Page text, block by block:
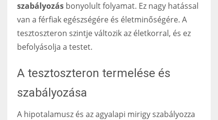
szabályozás bonyolult folyamat. Ez nagy hatással
van a férfiak egészségére és életminőségére. A
tesztoszteron szintje változik az életkorral, és ez
befolyásolja a testet.
A tesztoszteron termelése és
szabályozása
A hipotalamusz és az agyalapi mirigy szabályozza